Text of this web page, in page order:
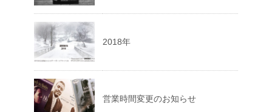
2018年
営業時間変更のお知らせ